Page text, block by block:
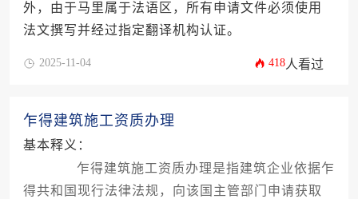
外，由于马里属于法语区，所有申请文件必须使用
法文撰写并经过指定翻译机构认证。
2025-11-04 418人看过
乍得建筑施工资质办理
基本释义：
乍得建筑施工资质办理是指建筑企业依据乍
得共和国现行法律法规，向该国主管部门申请获取